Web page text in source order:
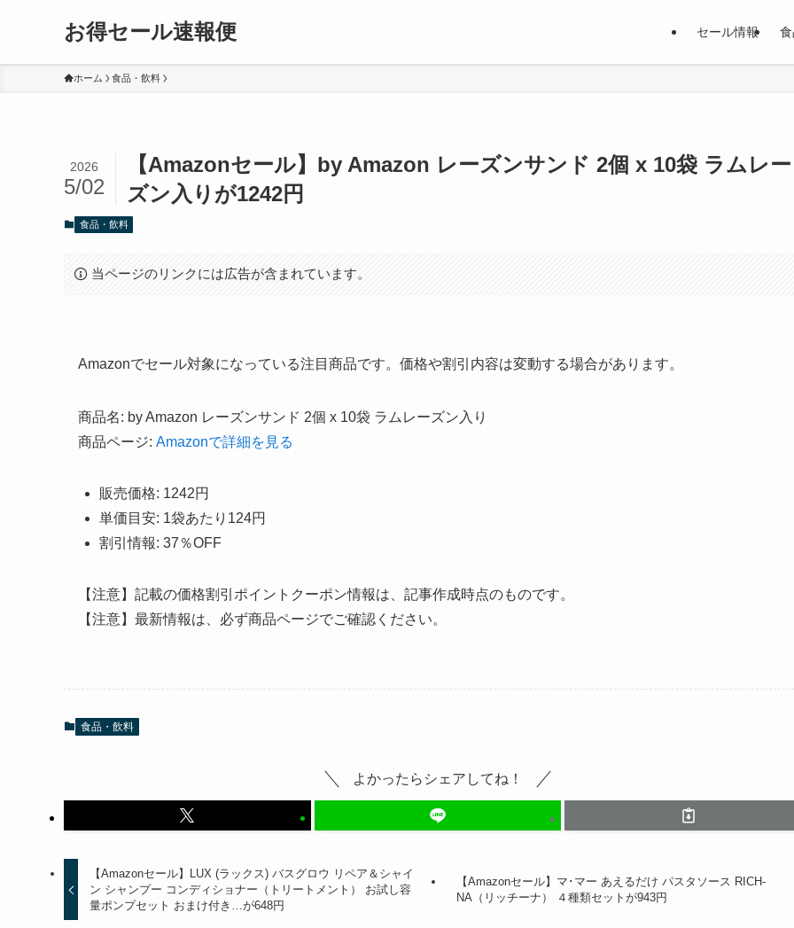
お得セール速報便 セール情報
ホーム 食品・飲料
【Amazonセール】by Amazon レーズンサンド 2個 x 10袋 ラムレー
ズン入りが1242円
2026
5/02
食品・飲料
当ページのリンクには広告が含まれています。
Amazonでセール対象になっている注目商品です。価格や割引内容は変動する場合があります。
商品名: by Amazon レーズンサンド 2個 x 10袋 ラムレーズン入り
商品ページ: Amazonで詳細を見る
販売価格: 1242円
単価目安: 1袋あたり124円
割引情報: 37％OFF
【注意】記載の価格割引ポイントクーポン情報は、記事作成時点のものです。
【注意】最新情報は、必ず商品ページでご確認ください。
食品・飲料
よかったらシェアしてね！
【Amazonセール】LUX (ラックス) バスグロウ リペア＆シャイ
ン シャンプー コンディショナー（トリートメント） お試し容
量ポンプセット おまけ付き…が648円
【Amazonセール】マ･マー あえるだけ パスタソース RICH-
NA（リッチーナ） ４種類セットが943円